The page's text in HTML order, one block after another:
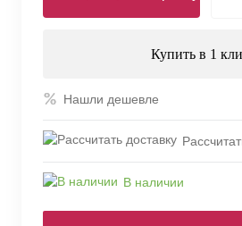
Купить в 1
Нашли дешевле
В наличии